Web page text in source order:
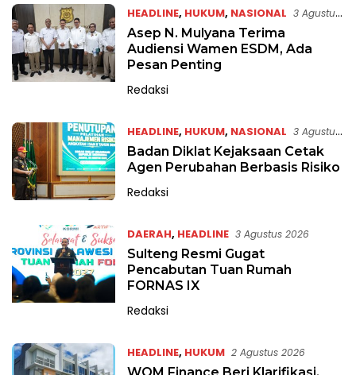
HEADLINE, HUKUM, NASIONAL 3 Agustus
2026
Asep N. Mulyana Terima
Audiensi Wamen ESDM, Ada
Pesan Penting
Redaksi
HEADLINE, HUKUM, NASIONAL 3 Agustus
2026
Badan Diklat Kejaksaan Cetak
Agen Perubahan Berbasis Risiko
Redaksi
DAERAH, HEADLINE 3 Agustus 2026
Sulteng Resmi Gugat
Pencabutan Tuan Rumah
FORNAS IX
Redaksi
HEADLINE, HUKUM 2 Agustus 2026
WOM Finance Beri Klarifikasi,